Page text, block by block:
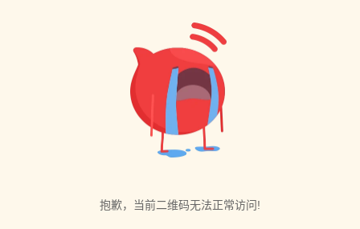
抱歉，当前二维码无法正常访问!